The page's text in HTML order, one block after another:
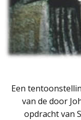
Een
van de door
opdracht van